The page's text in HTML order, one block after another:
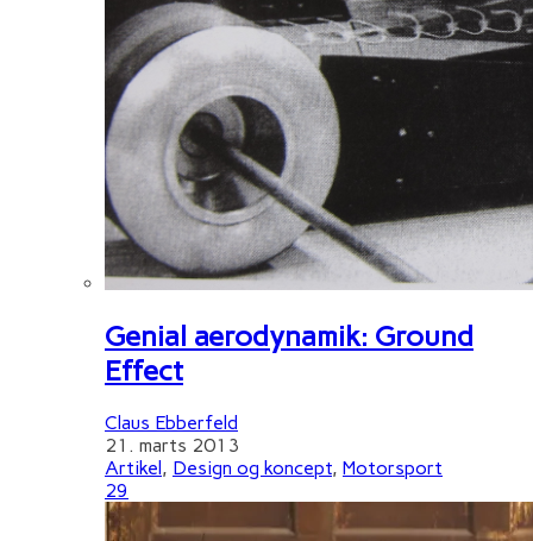
Genial aerodynamik: Ground
Effect
Claus Ebberfeld
21. marts 2013
Artikel, Design og koncept, Motorsport
29